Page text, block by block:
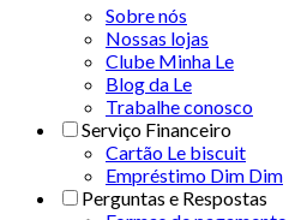
Sobre nós
Nossas lojas
Clube Minha Le
Blog da Le
Trabalhe conosco
Serviço Financeiro
Cartão Le biscuit
Empréstimo Dim Dim
Perguntas e Respostas